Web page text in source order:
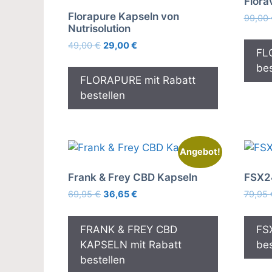
Florapure Kapseln von
Nutrisolution
49,00€ Ursprünglicher
war:
49,00 €
29,00€
ist:
29,00 €.
FLORAPURE mit Rabatt
bestellen
99,00
Angebot!
Frank & Frey CBD Kapseln
69,95€ Ursprünglicher
war:
69,95 €
36,65€
ist:
36,65 €.
FRANK & FREY CBD
KAPSELN mit Rabatt
bestellen
79,95